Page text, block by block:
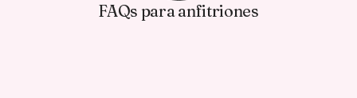
FAQs para anfitriones